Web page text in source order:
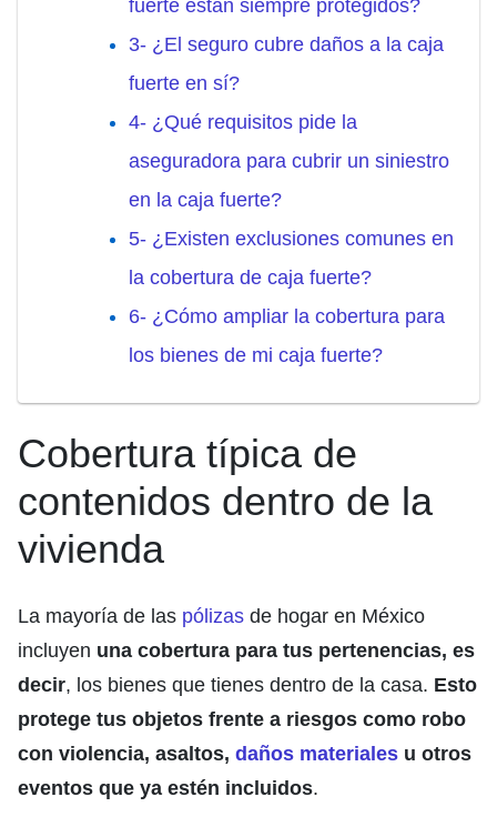
fuerte están siempre protegidos?
3- ¿El seguro cubre daños a la caja
fuerte en sí?
4- ¿Qué requisitos pide la
aseguradora para cubrir un siniestro
en la caja fuerte?
5- ¿Existen exclusiones comunes en
la cobertura de caja fuerte?
6- ¿Cómo ampliar la cobertura para
los bienes de mi caja fuerte?
Cobertura típica de
contenidos dentro de la
vivienda
La mayoría de las pólizas de hogar en México
incluyen una cobertura para tus pertenencias, es
decir, los bienes que tienes dentro de la casa. Esto
protege tus objetos frente a riesgos como robo
con violencia, asaltos, daños materiales u otros
eventos que ya estén incluidos.